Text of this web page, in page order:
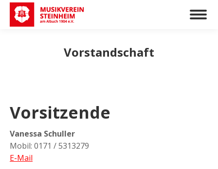
Vorstandschaft
Vorsitzende
Vanessa Schuller
Mobil: 0171 / 5313279
E-Mail